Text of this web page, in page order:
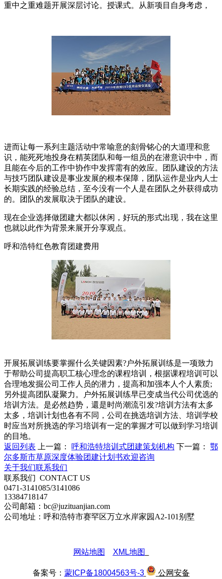
重中之重难题开展深层讨论。授课式。从新项目自身考虑，
进而让每一系列主题活动中常喻意的刻骨铭心的大道理和意
识，能死死地投身在精英团队和每一组员的在潜意识中中，而
且能在今后的工作中协作中发挥需有的效应。团队建设的方法
与技巧团队建设是事业发展的根本保障，团队运作是业内人士
长期实践的经验总结，至今没有一个人是在团队之外获得成功
的。团队的发展取决于团队的建设。
现在企业选择做团建大都以休闲，好玩的形式出现，我在这里
也就以此作为背景来展开分享观点。
呼和浩特红色教育团建费用
开展拓展训练要掌握什么关键因素?户外拓展训练是一项致力
于帮助公司提高职工核心理念的课程培训，根据课程培训可以
合理地发掘公司工作人员的潜力，提高和加强本人个人素质;
另外提高团队凝聚力。户外拓展训练早已变成当代公司优选的
培训方法。是必然趋势，還是时尚潮流引发?培训方法有太多
太多，培训计划也各有不同，公司在挑选培训方法、培训学校
时应当对所挑选的学习培训有一定的掌握才可以做到学习培训
的目地。
返回列表
上一篇： 呼和浩特培训式团建策划机构 下一篇： 鄂
尔多斯市草原深度体验团建计划书欢迎咨询
关于我们联系我们
联系我们 CONTACT US
0471-3141085/3141086
13384718147
公司邮箱：bc@juzituanjian.com
公司地址：呼和浩特市赛罕区万立水岸家园A2-101别墅
网站地图 XML地图
备案号： 蒙ICP备18004563号-3
公网安备